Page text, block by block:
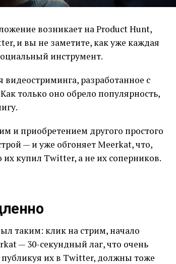
возникает на Product Hunt,
и вы не заметите, как уже каждая
инструмент.
видеостриминга, разработанное с
только оно обрело популярность,
и приобретением другого простого
— и уже обгоняет Meerkat, что,
купил Twitter, а не их соперников.
таким: клик на стрим, начало
— 30-секундный лаг, что очень
публикуя их в Twitter, должны тоже